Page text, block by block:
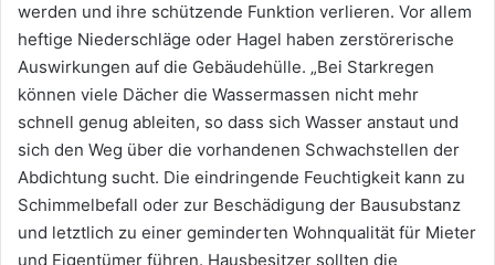
werden und ihre schützende Funktion verlieren. Vor allem
heftige Niederschläge oder Hagel haben zerstörerische
Auswirkungen auf die Gebäudehülle. „Bei Starkregen
können viele Dächer die Wassermassen nicht mehr
schnell genug ableiten, so dass sich Wasser anstaut und
sich den Weg über die vorhandenen Schwachstellen der
Abdichtung sucht. Die eindringende Feuchtigkeit kann zu
Schimmelbefall oder zur Beschädigung der Bausubstanz
und letztlich zu einer geminderten Wohnqualität für Mieter
und Eigentümer führen. Hausbesitzer sollten die